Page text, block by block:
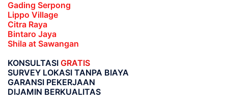
Gading Serpong
Lippo Village
Citra Raya
Bintaro Jaya
Shila at Sawangan
KONSULTASI GRATIS
SURVEY LOKASI TANPA BIAYA
GARANSI PEKERJAAN
DIJAMIN BERKUALITAS